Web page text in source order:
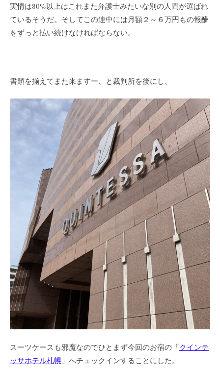
実情は80%以上はこれまた弁護士みたいな別の人間が選ばれ
ているそうだ。そしてこの連中には月額２～６万円もの報酬
をずっと払い続けなければならない。
書類を揃えてまた来ますー、と裁判所を後にし、
スーツケースも邪魔なのでひとまず今回のお宿の「クインテ
ッサホテル札幌 」へチェックインすることにした。